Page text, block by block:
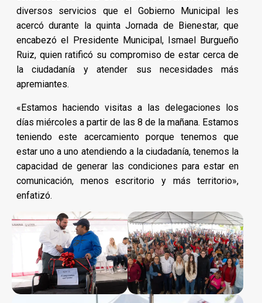
diversos servicios que el Gobierno Municipal les
acercó durante la quinta Jornada de Bienestar, que
encabezó el Presidente Municipal, Ismael Burgueño
Ruiz, quien ratificó su compromiso de estar cerca de
la ciudadanía y atender sus necesidades más
apremiantes.
«Estamos haciendo visitas a las delegaciones los
días miércoles a partir de las 8 de la mañana. Estamos
teniendo este acercamiento porque tenemos que
estar uno a uno atendiendo a la ciudadanía, tenemos la
capacidad de generar las condiciones para estar en
comunicación, menos escritorio y más territorio»,
enfatizó.